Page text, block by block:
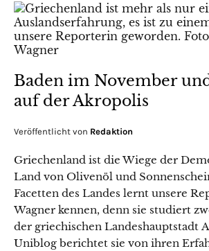
Baden im November
auf der Akropolis
Veröffentlicht von Redaktion
Griechenland ist die Wiege der
Land von Olivenöl und
Facetten des Landes lernt unsere
Wagner kennen, denn sie studiert
der griechischen Landeshauptstadt
Uniblog berichtet sie von ihren